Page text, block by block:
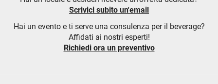
Scrivici subito un'email
Hai un evento e ti serve una consulenza per il beverage?
Affidati ai nostri esperti!
Richiedi ora un preventivo